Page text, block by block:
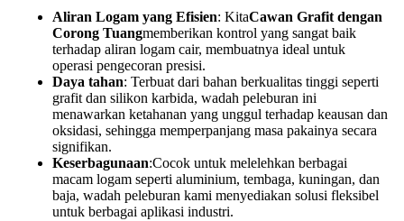
Aliran Logam yang Efisien: KitaCawan Grafit dengan
Corong Tuangmemberikan kontrol yang sangat baik
terhadap aliran logam cair, membuatnya ideal untuk
operasi pengecoran presisi.
Daya tahan: Terbuat dari bahan berkualitas tinggi seperti
grafit dan silikon karbida, wadah peleburan ini
menawarkan ketahanan yang unggul terhadap keausan dan
oksidasi, sehingga memperpanjang masa pakainya secara
signifikan.
Keserbagunaan:Cocok untuk melelehkan berbagai
macam logam seperti aluminium, tembaga, kuningan, dan
baja, wadah peleburan kami menyediakan solusi fleksibel
untuk berbagai aplikasi industri.